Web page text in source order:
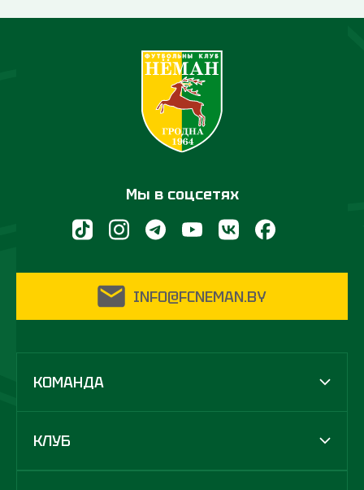
Мы в соцсетях
INFO@FCNEMAN.BY
КОМАНДА
КЛУБ